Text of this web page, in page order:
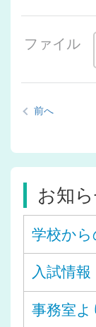
ファイル
前へ
お知
学校か
入試情報
事務室よ